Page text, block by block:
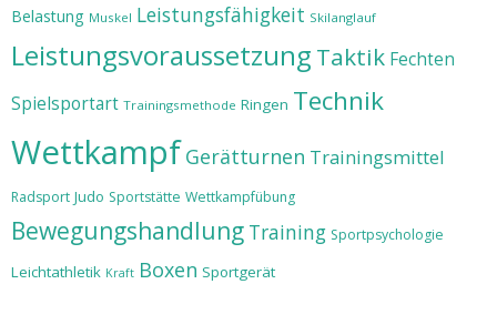
Belastung Muskel Leistungsfähigkeit Skilanglauf
Leistungsvoraussetzung Taktik Fechten
Spielsportart Trainingsmethode Ringen Technik
Wettkampf Gerätturnen Trainingsmittel
Radsport Judo Sportstätte Wettkampfübung
Bewegungshandlung Training Sportpsychologie
Leichtathletik Kraft Boxen Sportgerät